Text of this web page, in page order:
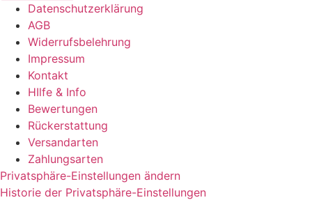
Datenschutzerklärung
AGB
Widerrufsbelehrung
Impressum
Kontakt
HIlfe & Info
Bewertungen
Rückerstattung
Versandarten
Zahlungsarten
Privatsphäre-Einstellungen ändern
Historie der Privatsphäre-Einstellungen